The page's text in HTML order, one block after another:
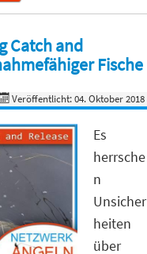
Catch and
Fische
Veröffentlicht: 04. Oktober 2018
Es
herrsche
n
Unsicher
heiten
über